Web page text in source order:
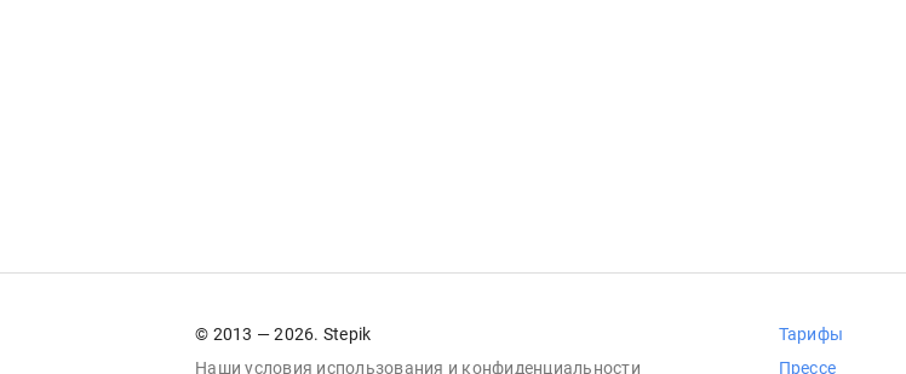
© 2013 — 2026. Stepik
Наши условия использования и конфиденциальности
Тарифы
Прессе